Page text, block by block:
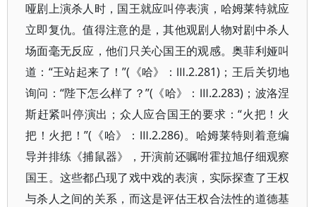
哑剧上演杀人时，国王就应叫停表演，哈姆莱特就应
立即复仇。值得注意的是，其他观剧人物对剧中杀人
场面毫无反应，他们只关心国王的观感。奥菲利娅叫
道：“王站起来了！”(《哈》：Ⅲ.2.281)；王后关切地
询问：“陛下怎么样了？”(《哈》：Ⅲ.2.283)；波洛涅
斯赶紧叫停演出；众人应合国王的要求：“火把！火
把！火把！”(《哈》：Ⅲ.2.286)。哈姆莱特则着意编
导并排练《捕鼠器》，开演前还嘱咐霍拉旭仔细观察
国王。这些都凸现了戏中戏的表演，实际探查了王权
与杀人之间的关系，而这是评估王权合法性的道德基